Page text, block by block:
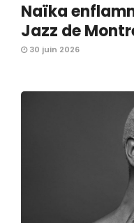
Naïka
Jazz de
30 juin 2026